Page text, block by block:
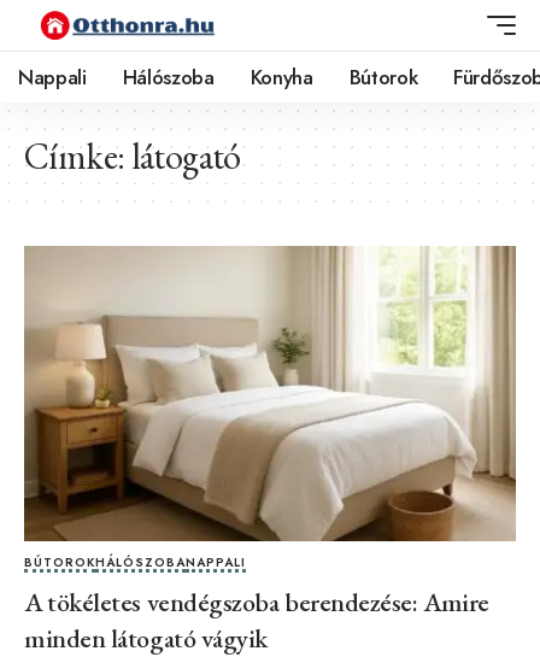
Nappali Hálószoba Konyha Bútorok
Címke: látogató
BÚTOROKHÁLÓSZOBANAPPALI
A tökéletes vendégszoba berendezése: Amire
minden látogató vágyik